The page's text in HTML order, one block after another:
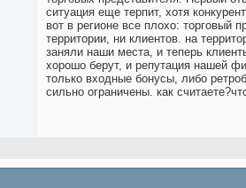
ситуация еще терпит, хотя
вот в регионе все плохо: торговый
территории, ни клиентов. на
заняли наши места, и теперь
хорошо берут, и репутация нашей
только входные бонусы, либо
сильно ограничены. как